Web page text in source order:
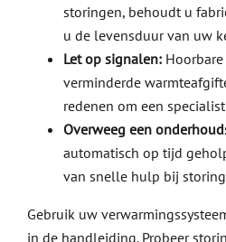
storingen, behoudt u
u de levensduur van uw
Let op signalen:Hoorbare
verminderde
redenen om een
Overweeg een
automatisch op tijd
van snelle hulp bij
Gebruik uw
in de handleiding. Probeer